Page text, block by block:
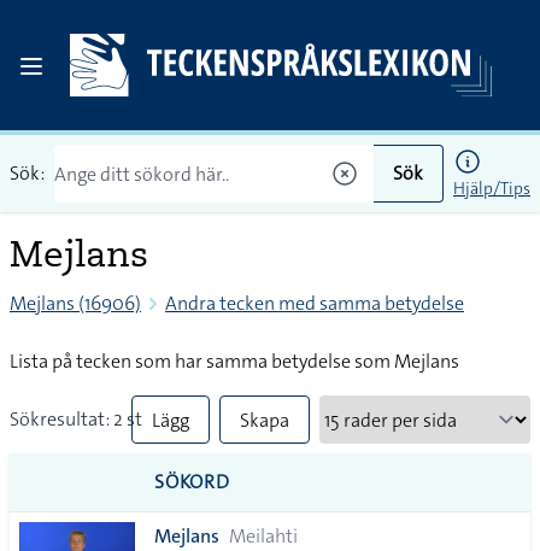
Sök: Sök
Hjälp/Tips
Mejlans
Mejlans (16906) Andra tecken med samma betydelse
Lista på tecken som har samma betydelse som Mejlans
Sökresultat: 2 st Lägg
till
alla i
Skapa
SÖKORD
Mejlans Meilahti